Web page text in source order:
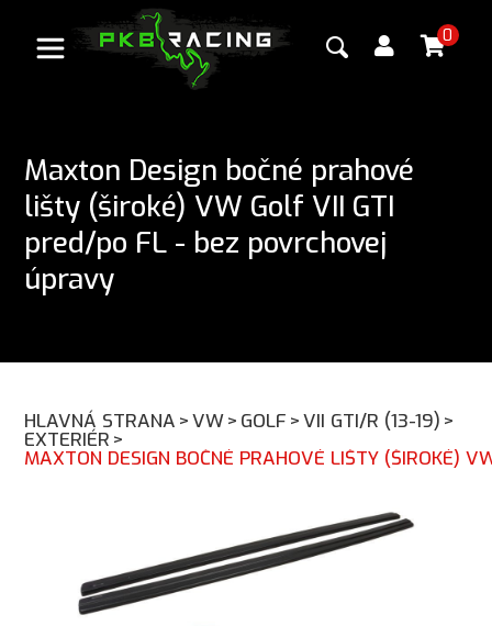
0
Maxton Design bočné prahové
lišty (široké) VW Golf VII GTI
pred/po FL - bez povrchovej
úpravy
HLAVNÁ STRANA >VW> GOLF >VII GTI/R (13-19) >
EXTERIÉR >